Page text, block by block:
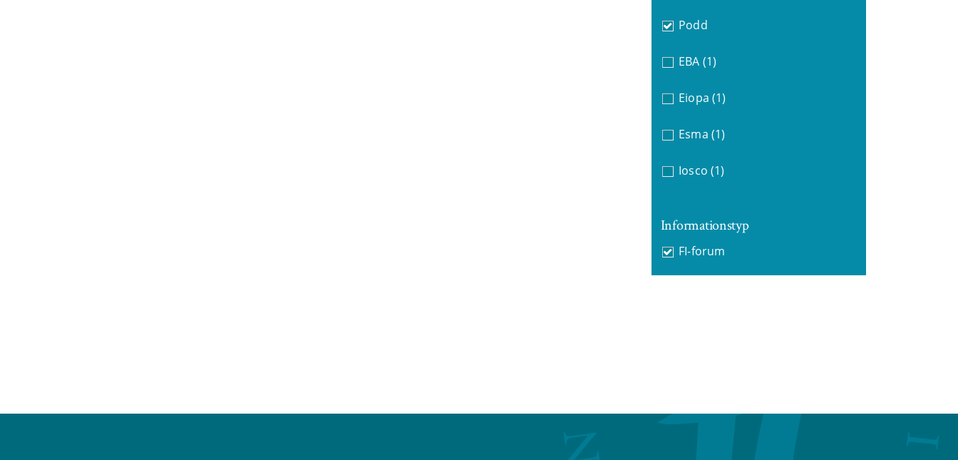
Podd
EBA (1)
Eiopa (1)
Esma (1)
Iosco (1)
Informationstyp
FI-forum